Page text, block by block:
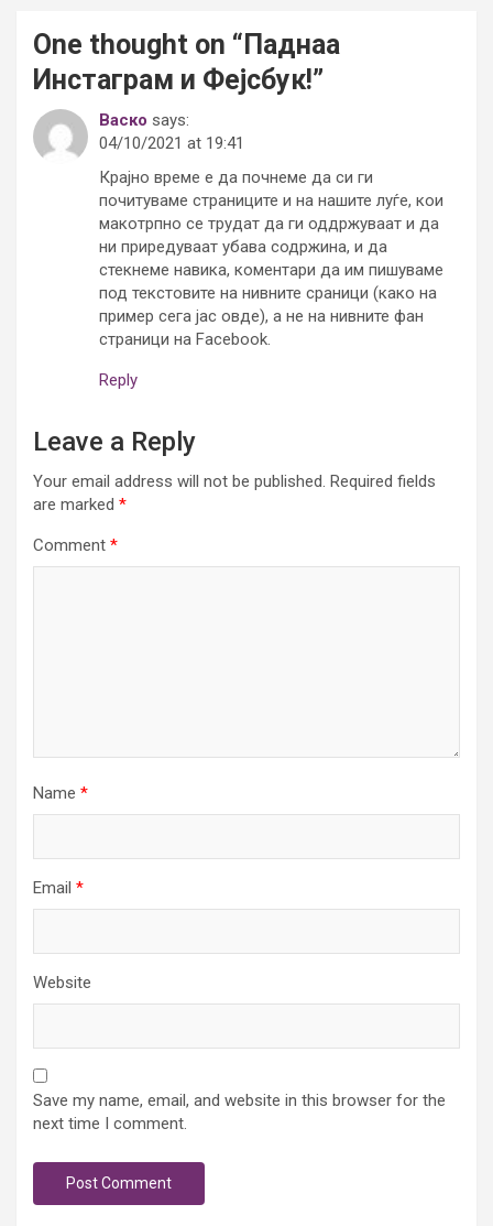
One thought on “ Паднаа
Инстаграм и Фејсбук!”
Васко says:
04/10/2021 at 19:41
Крајно време е да почнеме да си ги
почитуваме страниците и на нашите луѓе, кои
макотрпно се трудат да ги оддржуваат и да
ни приредуваат убава содржина, и да
стекнеме навика, коментари да им пишуваме
под текстовите на нивните сраници (како на
пример сега јас овде), а не на нивните фан
страници на Facebook.
Reply
Leave a Reply
Your email address will not be published. Required fields
are marked *
Comment *
Name *
Email *
Website
Save my name, email, and website in this browser for the
next time I comment.